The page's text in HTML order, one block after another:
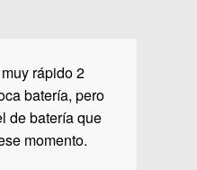
rápido 2
batería, pero
de batería que
momento.